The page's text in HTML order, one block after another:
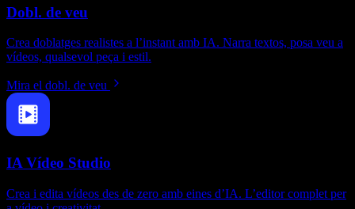
Dobl. de veu
Crea doblatges realistes a l’instant amb IA. Narra textos, posa veu a
vídeos, qualsevol peça i estil.
Mira el dobl. de veu
IA Vídeo Studio
Crea i edita vídeos des de zero amb eines d’IA. L’editor complet per